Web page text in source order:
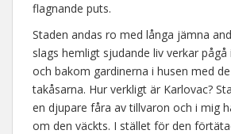
flagnande puts.
Staden andas ro med långa jämna
slags hemligt sjudande liv verkar
och bakom gardinerna i husen med
takåsarna. Hur verkligt är Karlovac?
en djupare fåra av tillvaron och i mig
om den väckts. I stället för den